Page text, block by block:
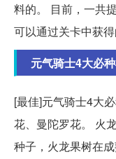
料的。 目前，一共
可以通过关卡中获得
元气骑士4大必
[最佳]元气骑士4大
花、曼陀罗花。 火
种子，火龙果树在